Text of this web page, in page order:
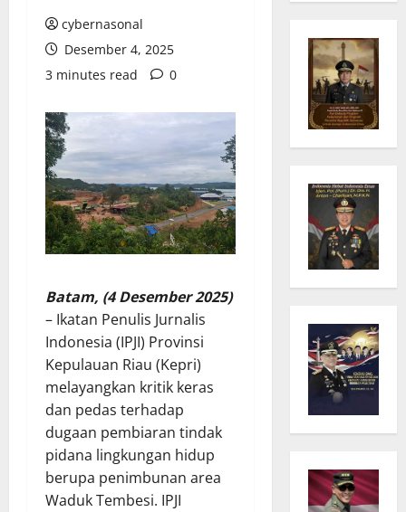
cybernasonal
Desember 4, 2025
3 minutes read
0
Batam, (4 Desember 2025)
– Ikatan Penulis Jurnalis
Indonesia (IPJI) Provinsi
Kepulauan Riau (Kepri)
melayangkan kritik keras
dan pedas terhadap
dugaan pembiaran tindak
pidana lingkungan hidup
berupa penimbunan area
Waduk Tembesi. IPJI